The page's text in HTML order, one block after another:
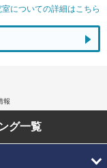
についての詳細はこちら
報
グ一覧